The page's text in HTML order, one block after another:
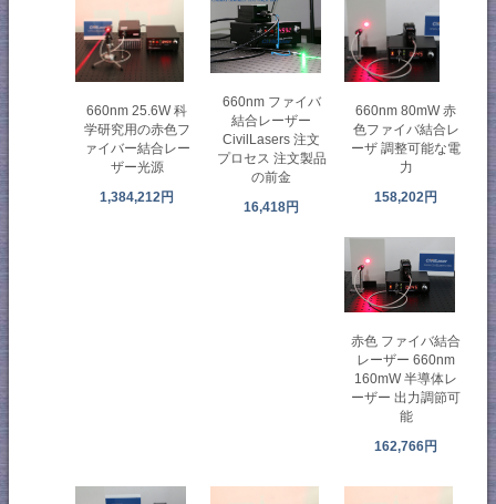
660nm 25.6W 科
学研究用の赤色フ
ァイバー結合レー
ザー光源
1,384,212円
660nm ファイバ
結合レーザー
CivilLasers 注文
プロセス 注文製品
の前金
16,418円
660nm 80mW 赤
色ファイバ結合レ
ーザ 調整可能な電
力
158,202円
赤色 ファイバ結合
レーザー 660nm
160mW 半導体レ
ーザー 出力調節可
能
162,766円